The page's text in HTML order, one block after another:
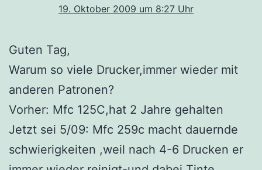
19. Oktober 2009 um 8:27 Uhr
Guten Tag,
Warum so viele Drucker,immer wieder mit
anderen Patronen?
Vorher: Mfc 125C,hat 2 Jahre gehalten
Jetzt sei 5/09: Mfc 259c macht dauernde
schwierigkeiten ,weil nach 4-6 Drucken er